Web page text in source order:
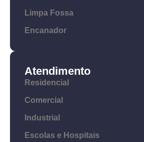
Limpa Fossa
Encanador
Atendimento
Residencial
Comercial
Industrial
Escolas e Hospitais